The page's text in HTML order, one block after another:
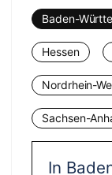
Baden-
Hessen
Nordrhein-
Sachsen-
In